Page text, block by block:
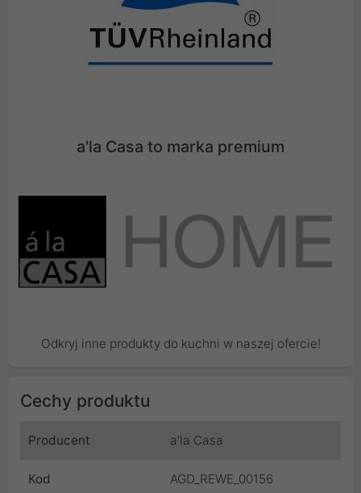
a'la Casa to marka premium
Odkryj inne produkty do kuchni w naszej ofercie!
Cechy produktu
Producent a'la Casa
Kod AGD_REWE_00156